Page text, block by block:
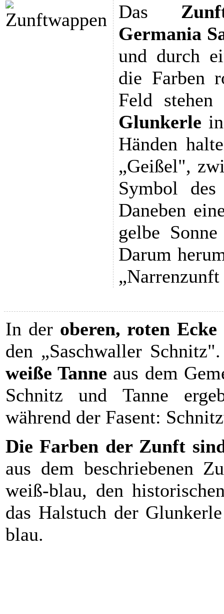
Das
Germania
und durch
die Farben
Feld
Glunkerle
Händen
„Geißel",
Symbol
Daneben
gelbe
Darum
„Narrenzunft
In der oberen, roten
den „Saschwaller
weiße Tanne aus dem
Schnitz und Tanne
während der Fasent:
Die Farben der Zunft
aus dem beschriebenen
weiß-blau, den
das Halstuch der
blau.